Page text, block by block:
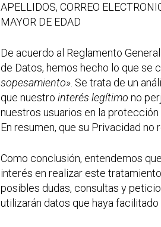
APELLIDOS, CORREO
MAYOR DE EDAD
De acuerdo al Reglamento
de Datos, hemos hecho lo que se
sopesamiento». Se trata de un
que nuestro interés legítimo no
nuestros usuarios en la
En resumen, que su Privacidad no
Como conclusión, entendemos
interés en realizar este
posibles dudas, consultas y
utilizarán datos que haya